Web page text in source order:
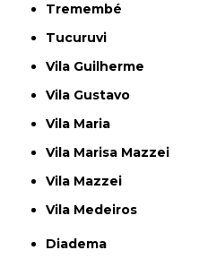
Tremembé
Tucuruvi
Vila Guilherme
Vila Gustavo
Vila Maria
Vila Marisa Mazzei
Vila Mazzei
Vila Medeiros
Diadema